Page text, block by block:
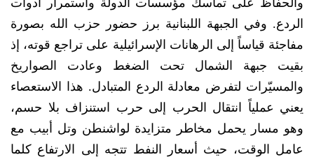
والحفاظ على تماسك مؤسسات الدولة واستمرار أدوات
الردع. وفي الجبهة اللبنانية برز حضور حزب الله بصورة
مفاجئة قياساً إلى الرهانات الإسرائيلية على تراجع قوته، إذ
بقيت جبهة الشمال تحت الضغط وعادت الصواريخ
والمسيّرات لتفرض معادلة الردع المتبادل. هذا الاستعصاء
يعني عملياً انتقال الحرب إلى حرب استنزاف بلا حسم،
وهو مسار يحمل مخاطر متزايدة لواشنطن وتل أبيب مع
عامل الوقت، حيث أسعار النفط تتجه إلى الارتفاع كلما